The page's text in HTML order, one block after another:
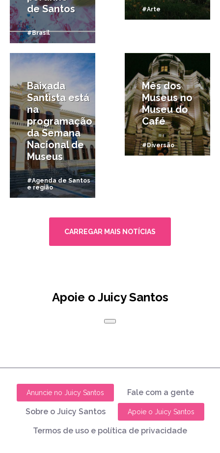
de Santos
#Brasil
#Arte
18/05/2015
Baixada
Santista está
na
programação
da Semana
Nacional de
Museus
#Agenda de Santos
e região
Mês dos
Museus no
Museu do
Café
#Diversão
CARREGAR MAIS NOTÍCIAS
Apoie o Juicy Santos
Anuncie no Juicy Santos Fale com a gente
Sobre o Juicy Santos Apoie o Juicy Santos
Termos de uso e política de privacidade